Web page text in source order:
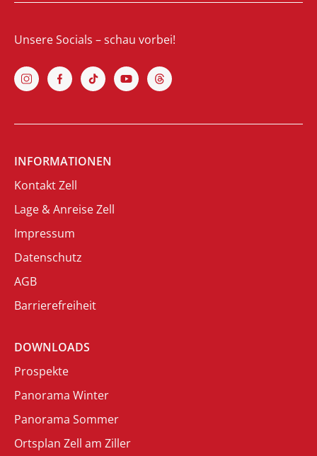
Unsere Socials – schau vorbei!
INFORMATIONEN
Kontakt Zell
Lage & Anreise Zell
Impressum
Datenschutz
AGB
Barrierefreiheit
DOWNLOADS
Prospekte
Panorama Winter
Panorama Sommer
Ortsplan Zell am Ziller